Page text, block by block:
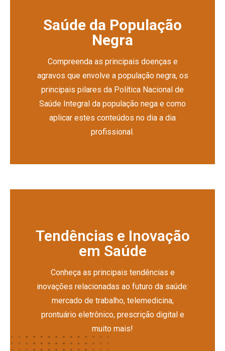
Saúde da População
Negra
Compreenda as principais doenças e
agravos que envolve a população negra, os
principais pilares da Política Nacional de
Saúde Integral da população nega e como
aplicar estes conteúdos no dia a dia
profissional.
Tendências e Inovação
em Saúde
Conheça as principais tendências e
inovações relacionadas ao futuro da saúde:
mercado de trabalho, telemedicina,
prontuário eletrônico, prescrição digital e
muito mais!